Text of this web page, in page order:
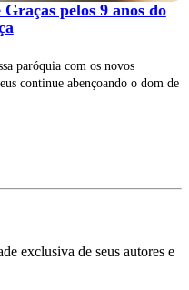
pelos 9 anos do
paróquia com os novos
continue abençoando o dom de
exclusiva de seus autores e